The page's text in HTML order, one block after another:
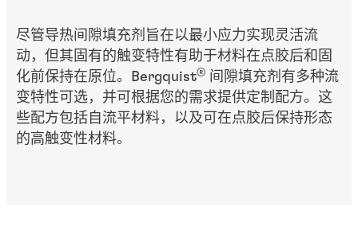
尽管导热间隙填充剂旨在以最小应力实现灵活流
动，但其固有的触变特性有助于材料在点胶后和固
化前保持在原位。Bergquist® 间隙填充剂有多种流
变特性可选，并可根据您的需求提供定制配方。这
些配方包括自流平材料，以及可在点胶后保持形态
的高触变性材料。